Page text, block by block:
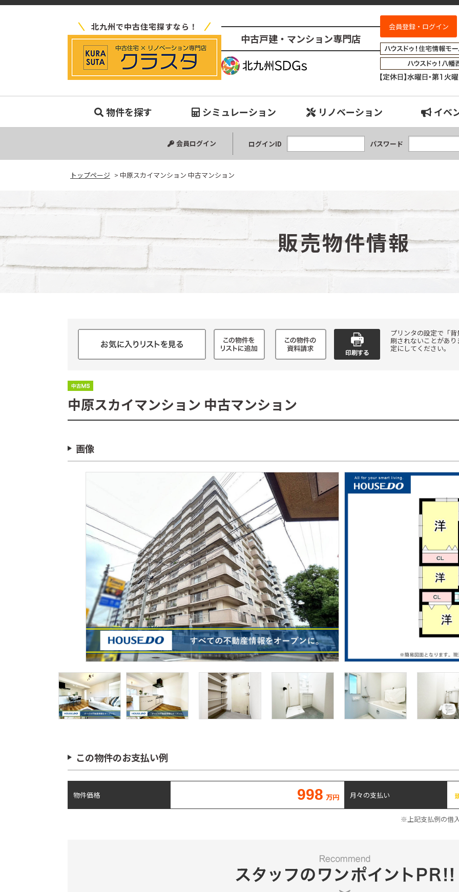
北九州で中古住宅探すなら！
中原スカイマンション 中古マンション｜小倉南、八幡西、八幡東、小倉北
中古戸建・マンション専門店
会員登録・ログイン
物件を探す
中古マンション
中古一戸建て
新築一戸建て
土地
シミュレーション リノベーション イベ
会員ログイン ログインID パスワード
トップページ > 中原スカイマンション 中古マンション
販売物件情報
プリンタの設定で「
刷されないことがあ
定にしてください。
中原スカイマンション 中古マンション
画像
この物件のお支払い例
物件価格 998 万円 月々の支払い
※上記支払例の借